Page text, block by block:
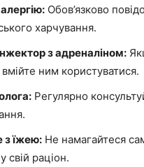
Обов’язково
харчування.
з адреналіном:
ним користуватися.
Регулярно
з їжею: Не намагайтеся
свій раціон.